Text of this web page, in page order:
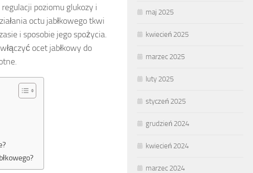
poziomu glukozy i
octu jabłkowego tkwi
i sposobie jego spożycia.
ocet jabłkowy do
maj 2025
kwiecień 2025
marzec 2025
luty 2025
styczeń 2025
grudzień 2024
kwiecień 2024
marzec 2024